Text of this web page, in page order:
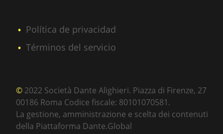
Política de privacidad
Términos del servicio
© 2022 Società Dante Alighieri. Piazza di Firenze, 27
00186 Roma Codice fiscale: 80101070581.
La gestione, amministrazione e scelta dei contenuti
della Piattaforma Dante.Global